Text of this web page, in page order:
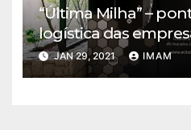
“Última Milha” –
logística das
com solução que
localização
JAN 29, 2021 IMAM